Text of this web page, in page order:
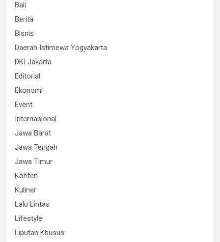
Bali
Berita
Bisnis
Daerah Istimewa Yogyakarta
DKI Jakarta
Editorial
Ekonomi
Event
Internasional
Jawa Barat
Jawa Tengah
Jawa Timur
Konten
Kuliner
Lalu Lintas
Lifestyle
Liputan Khusus